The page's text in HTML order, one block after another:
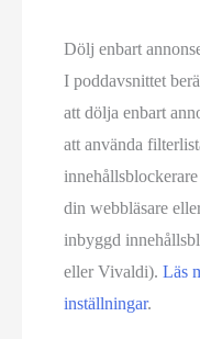
Dölj enbart
I poddavsnittet
att dölja enbart
att använda
din webbläsare
inbyggd
eller Vivaldi).Läs
inställningar.